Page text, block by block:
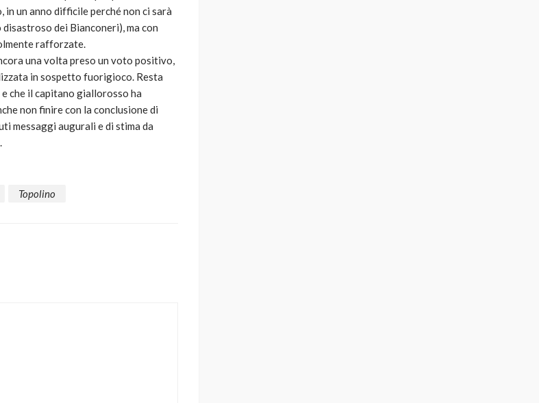
un anno difficile perché non ci sarà
dei Bianconeri), ma con
rafforzate.
una volta preso un voto positivo,
in sospetto fuorigioco. Resta
che il capitano giallorosso ha
non finire con la conclusione di
messaggi augurali e di stima da
Topolino